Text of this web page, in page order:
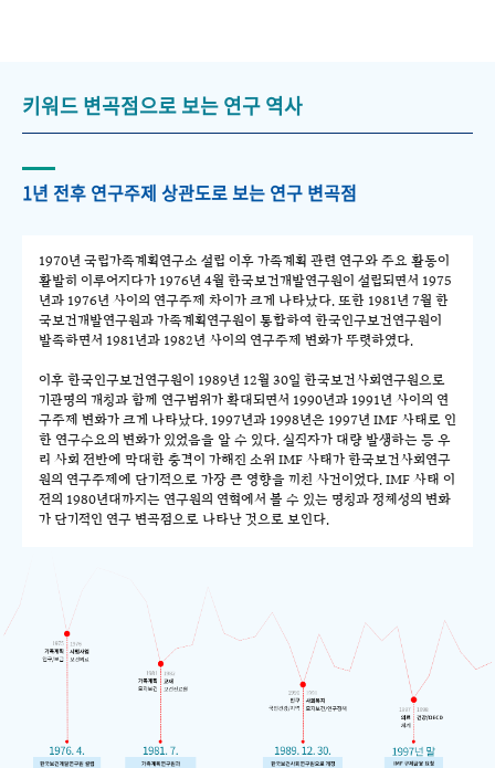
키워드 변곡점으로 보는 연구 역사
1년 전후 연구주제 상관도로 보는 연구 변곡점
1970년 국립가족계획연구소 설립 이후 가족계획 관련 연구와 주요 활동이
활발히 이루어지다가 1976년 4월 한국보건개발연구원이 설립되면서 1975
년과 1976년 사이의 연구주제 차이가 크게 나타났다. 또한 1981년 7월 한
국보건개발연구원과 가족계획연구원이 통합하여 한국인구보건연구원이
발족하면서 1981년과 1982년 사이의 연구주제 변화가 뚜렷하였다.
이후 한국인구보건연구원이 1989년 12월 30일 한국보건사회연구원으로
기관명의 개칭과 함께 연구범위가 확대되면서 1990년과 1991년 사이의 연
구주제 변화가 크게 나타났다. 1997년과 1998년은 1997년 IMF 사태로 인
한 연구수요의 변화가 있었음을 알 수 있다. 실직자가 대량 발생하는 등 우
리 사회 전반에 막대한 충격이 가해진 소위 IMF 사태가 한국보건사회연구
원의 연구주제에 단기적으로 가장 큰 영향을 끼친 사건이었다. IMF 사태 이
전의 1980년대까지는 연구원의 연혁에서 볼 수 있는 명칭과 정체성의 변화
가 단기적인 연구 변곡점으로 나타난 것으로 보인다.